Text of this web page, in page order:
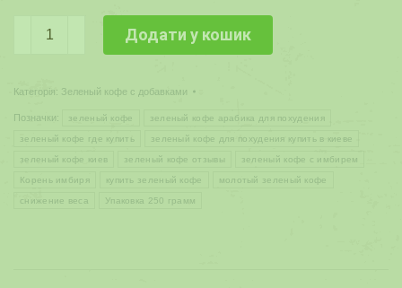
Зеленый
имбирем
(250г)
Додати у кошик
Категорія: Зеленый кофе с добавками
Позначки: зеленый кофе зеленый кофе арабика для похудения
зеленый кофе где купить зеленый кофе для похудения купить в киеве
зеленый кофе киев зеленый кофе отзывы зеленый кофе с имбирем
Корень имбиря купить зеленый кофе молотый зеленый кофе
снижение веса Упаковка 250 грамм